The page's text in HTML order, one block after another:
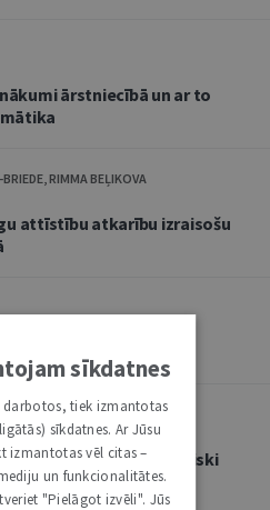
ārstniecībā un ar to
RIMMA BEĻIKOVA
attīstību atkarību izraisošu
vēl pieejamāka: būtiski
sīkdatnes
tiek izmantotas
sīkdatnes. Ar Jūsu
izmantotas vēl citas –
un funkcionalitātes.
"Pielāgot izvēli". Jūs